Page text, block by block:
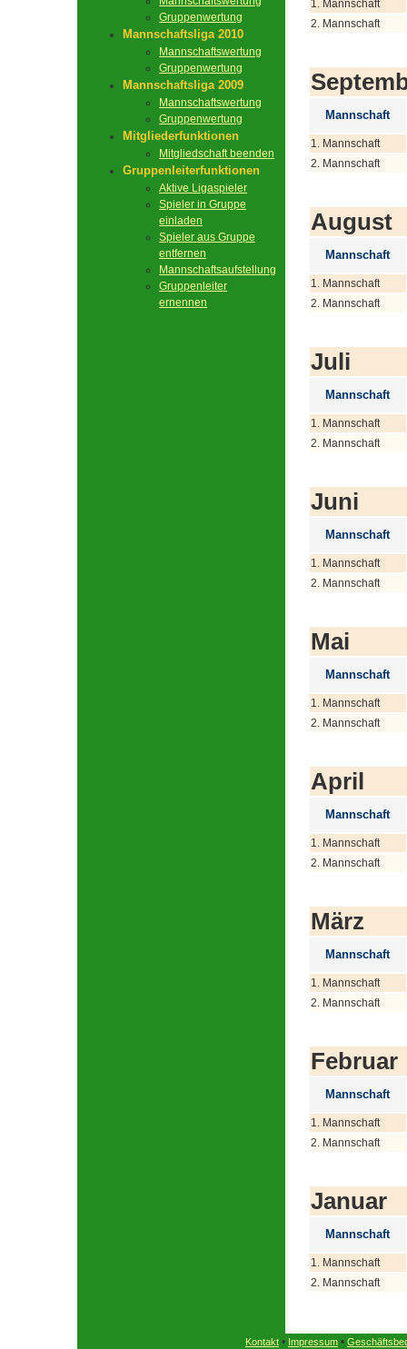
Gruppenwertung
Mannschaftsliga 2010
Mannschaftswertung
Gruppenwertung
Mannschaftsliga 2009
Mannschaftswertung
Gruppenwertung
Mitgliederfunktionen
Mitgliedschaft beenden
Gruppenleiterfunktionen
Aktive Ligaspieler
Spieler in Gruppe
einladen
Spieler aus Gruppe
entfernen
Mannschaftsaufstellung
Gruppenleiter
ernennen
1. Mannschaft
2. Mannschaft
Mannschaft
1. Mannschaft
2. Mannschaft
August
Mannschaft
1. Mannschaft
2. Mannschaft
Juli
Mannschaft
1. Mannschaft
2. Mannschaft
Juni
Mannschaft
1. Mannschaft
2. Mannschaft
Mai
Mannschaft
1. Mannschaft
2. Mannschaft
April
Mannschaft
1. Mannschaft
2. Mannschaft
März
Mannschaft
1. Mannschaft
2. Mannschaft
Februar
Mannschaft
1. Mannschaft
2. Mannschaft
Januar
Mannschaft
1. Mannschaft
2. Mannschaft
Kontakt • Impressum •